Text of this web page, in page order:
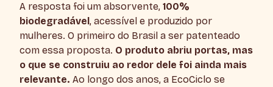
A resposta foi um absorvente, 100%
biodegradável, acessível e produzido por
mulheres. O primeiro do Brasil a ser patenteado
com essa proposta. O produto abriu portas, mas
o que se construiu ao redor dele foi ainda mais
relevante. Ao longo dos anos, a EcoCiclo se